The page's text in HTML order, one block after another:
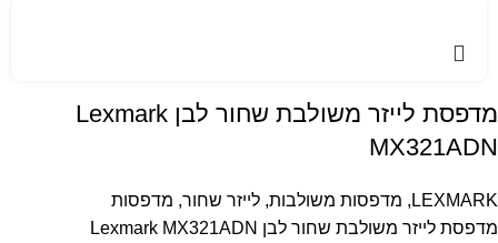
מדפסת לייזר משולבת שחור לבן Lexmark
MX321ADN
LEXMARK
, מדפסות משולבות, לייזר שחור, מדפסות
מדפסת לייזר משולבת שחור לבן Lexmark MX321ADN